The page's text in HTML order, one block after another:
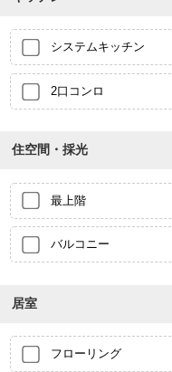
システムキッチン
2口コンロ
住空間・採光
最上階
バルコニー
居室
フローリング